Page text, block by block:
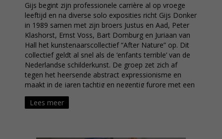
Gijs begint zijn professionele carrière al op vroege
leeftijd en na diverse solo exposities richt Gijs Donker
in 1989 samen met zijn broers Justus en Aad, Peter
Klashorst, Ernst Voss, Bart Domburg en Juriaan van
Hall het kunstenaarscollectief “After Nature” op. Dit
collectief geldt al snel als de ‘enfants terrible’ van de
Nederlandse schilderkunst. De groep zet zich af
tegen het heersende abstract expressionisme en
maakt in de jaren tachtig en negentig furore met een
vernieuwende figuratieve schilderstijl. De After Nature
kunstenaars wilden het ‘ouderwetse’ schilderen in ere
Lees meer